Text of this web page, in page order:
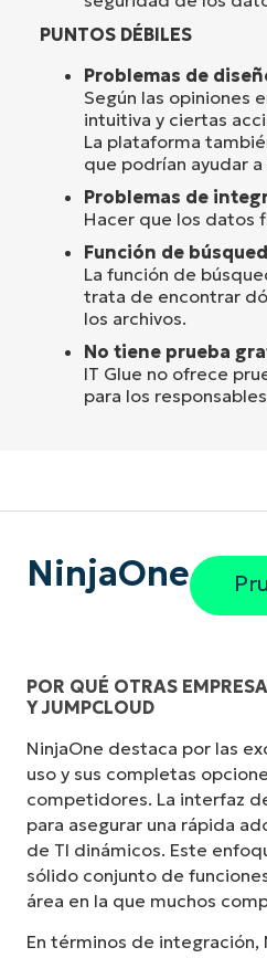
PUNTOS DÉBILES
Problemas de
Según las opiniones
intuitiva y ciertas
La plataforma
que podrían ayudar
Problemas de
Hacer que los datos
Función de
La función de
trata de encontrar
los archivos.
No tiene prueba
IT Glue no ofrece
para los
NinjaOne
POR QUÉ OTRAS
Y JUMPCLOUD
NinjaOne destaca por las
uso y sus completas
competidores. La interfaz
para asegurar una rápida
de TI dinámicos. Este
sólido conjunto de
área en la que muchos
En términos de
"NinjaOne
potentes
interfaz
claramente
intuitiva".
Ryan